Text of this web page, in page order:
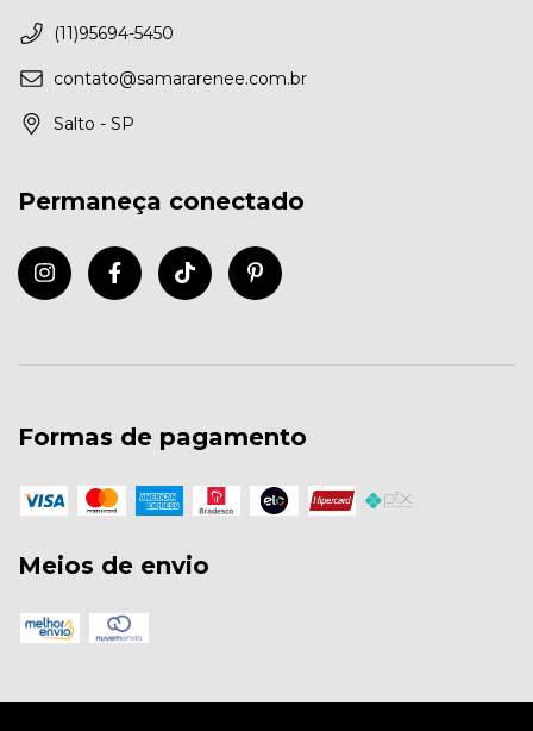
(11)95694-5450
contato@samararenee.com.br
Salto - SP
Permaneça conectado
Formas de pagamento
Meios de envio